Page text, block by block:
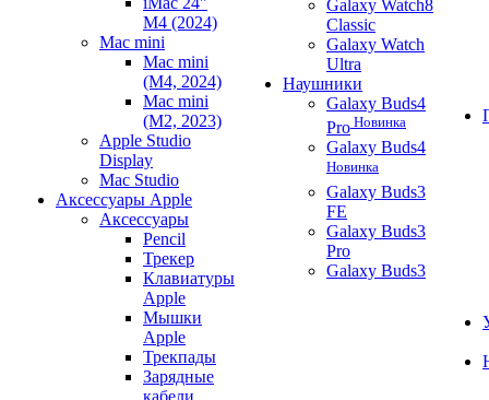
M4 (2024)
Mac mini
Mac mini
(M4, 2024)
Mac mini
(M2, 2023)
Apple Studio
Display
Mac Studio
Аксессуары Apple
Аксессуары
Pencil
Трекер
Клавиатуры
Apple
Мышки
Apple
Трекпады
Зарядные
кабели
Galaxy Watch8
Classic
Galaxy Watch
Ultra
Наушники
Galaxy Buds4
Pro Новинка
Galaxy Buds4
Новинка
Galaxy Buds3
FE
Galaxy Buds3
Pro
Galaxy Buds3